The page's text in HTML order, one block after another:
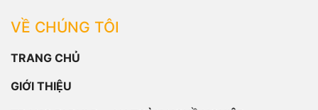
VỀ CHÚNG TÔI
TRANG CHỦ
GIỚI THIỆU